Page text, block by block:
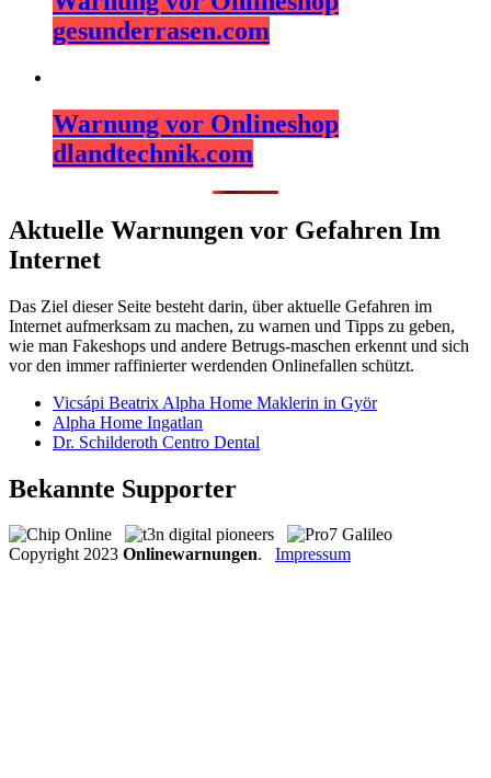
gesunderrasen.com
Warnung vor Onlineshop
dlandtechnik.com
Aktuelle Warnungen vor Gefahren Im
Internet
Das Ziel dieser Seite besteht darin, über aktuelle Gefahren im
Internet aufmerksam zu machen, zu warnen und Tipps zu geben,
wie man Fakeshops und andere Betrugs-maschen erkennt und sich
vor den immer raffinierter werdenden Onlinefallen schützt.
Vicsápi Beatrix Alpha Home Maklerin in Györ
Alpha Home Ingatlan
Dr. Schilderoth Centro Dental
Bekannte Supporter
Copyright2023 Onlinewarnungen. Impressum